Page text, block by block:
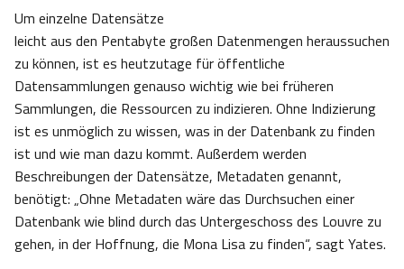
Um einzelne Datensätze
leicht aus den Pentabyte großen Datenmengen heraussuchen
zu können, ist es heutzutage für öffentliche
Datensammlungen genauso wichtig wie bei früheren
Sammlungen, die Ressourcen zu indizieren. Ohne Indizierung
ist es unmöglich zu wissen, was in der Datenbank zu finden
ist und wie man dazu kommt. Außerdem werden
Beschreibungen der Datensätze, Metadaten genannt,
benötigt: „Ohne Metadaten wäre das Durchsuchen einer
Datenbank wie blind durch das Untergeschoss des Louvre zu
gehen, in der Hoffnung, die Mona Lisa zu finden“, sagt Yates.